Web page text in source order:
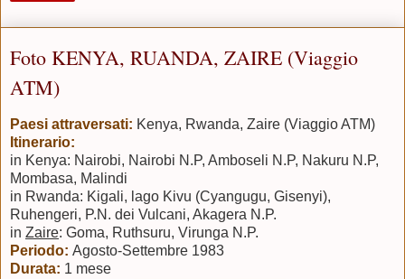
Foto KENYA, RUANDA, ZAIRE (Viaggio
ATM)
Paesi attraversati: Kenya, Rwanda, Zaire (Viaggio ATM)
Itinerario:
in Kenya: Nairobi, Nairobi N.P, Amboseli N.P, Nakuru N.P,
Mombasa, Malindi
in Rwanda: Kigali, lago Kivu (Cyangugu, Gisenyi),
Ruhengeri, P.N. dei Vulcani, Akagera N.P.
in Zaire: Goma, Ruthsuru, Virunga N.P.
Periodo: Agosto-Settembre 1983
Durata: 1 mese